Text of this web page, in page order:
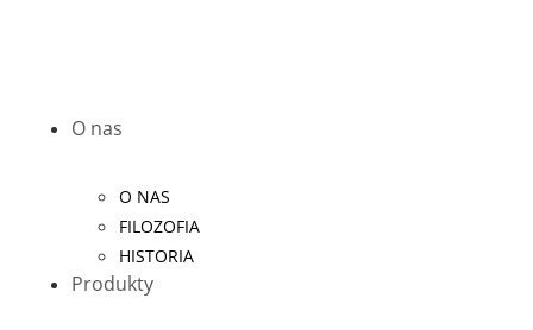
O nas
O NAS
FILOZOFIA
HISTORIA
Produkty